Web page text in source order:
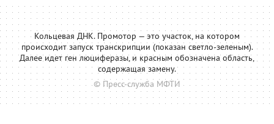
Кольцевая ДНК. Промотор — это участок, на котором
происходит запуск транскрипции (показан светло-зеленым).
Далее идет ген люциферазы, и красным обозначена область,
содержащая замену.
© Пресс-служба МФТИ